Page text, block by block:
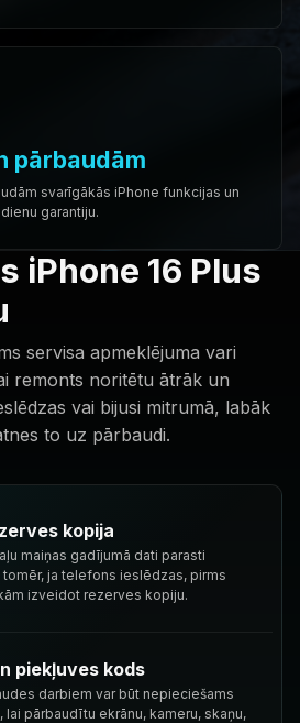
pārbaudām
svarīgākās iPhone funkcijas un
garantiju.
iPhone 16 Plus
servisa apmeklējuma vari
remonts noritētu ātrāk un
vai bijusi mitrumā, labāk
to uz pārbaudi.
kopija
maiņas gadījumā dati parasti
ja telefons ieslēdzas, pirms
izveidot rezerves kopiju.
piekļuves kods
darbiem var būt nepieciešams
lai pārbaudītu ekrānu, kameru, skaņu,